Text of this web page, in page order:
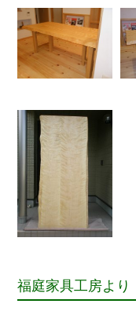
福庭家具工房より